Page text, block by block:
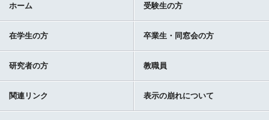
ホーム 受験生の方
在学生の方 卒業生・同窓会の方
研究者の方 教職員
関連リンク 表示の崩れについて